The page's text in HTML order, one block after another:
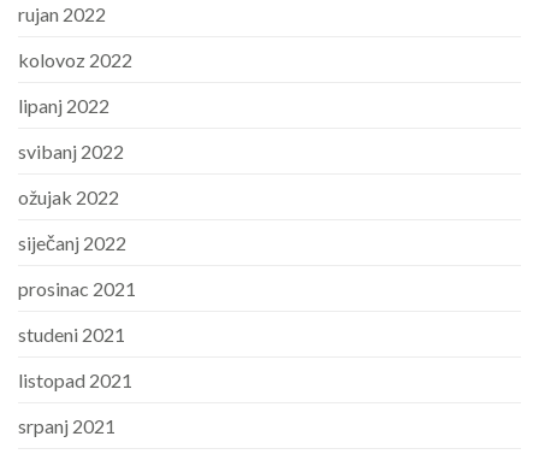
rujan 2022
kolovoz 2022
lipanj 2022
svibanj 2022
ožujak 2022
siječanj 2022
prosinac 2021
studeni 2021
listopad 2021
srpanj 2021